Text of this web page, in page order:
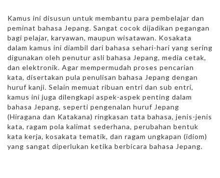
Kamus ini disusun untuk membantu para pembelajar dan
peminat bahasa Jepang. Sangat cocok dijadikan pegangan
bagi pelajar, karyawan, maupun wisatawan. Kosakata
dalam kamus ini diambil dari bahasa sehari-hari yang sering
digunakan oleh penutur asli bahasa Jepang, media cetak,
dan elektronik. Agar mempermudah proses pencarian
kata, disertakan pula penulisan bahasa Jepang dengan
huruf kanji. Selain memuat ribuan entri dan sub entri,
kamus ini juga dilengkapi aspek-aspek penting dalam
bahasa Jepang, seperti pengenalan huruf Jepang
(Hiragana dan Katakana) ringkasan tata bahasa, jenis-jenis
kata, ragam pola kalimat sederhana, perubahan bentuk
kata kerja, kosakata tematik, dan ragam ungkapan (idiom)
yang sangat diperlukan ketika berbicara bahasa Jepang.